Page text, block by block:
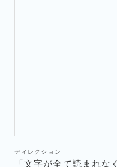
「文字が全て読まれな
ディレクション